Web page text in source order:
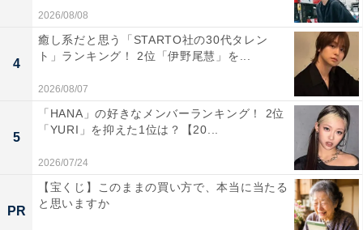
る」（40代男性／東京都）などの声が集まりました。
※回答コメントは原文ママです
この記事の執筆者： くま なかこ
編プロ出身のフリーランスエディター。編集・執筆・校閲・SNS運
用担当として月間120本以上のコンテンツ制作に携わっています。
得意なジャンルはライフスタイル・金融・育児・エンタメ関連。
...続きを読む
2026/08/08
4
癒し系だと思う「STARTO社の30代タレン
ト」ランキング！ 2位「伊野尾慧」を...
2026/08/07
5
「HANA」の好きなメンバーランキング！ 2位
「YURI」を抑えた1位は？【20...
2026/07/24
PR
【宝くじ】このままの買い方で、本当に当たる
と思いますか